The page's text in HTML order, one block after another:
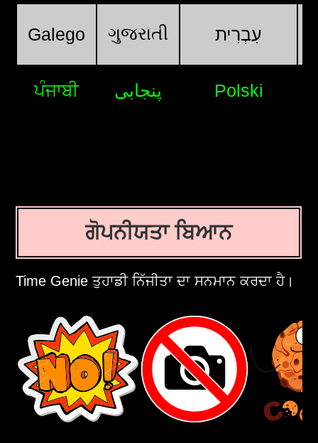
Galego ગુજરાતી עִבְרִית
ਪੰਜਾਬੀ پنجابی Polski
ਗੋਪਨੀਯਤਾ ਬਿਆਨ
Time Genie ਤੁਹਾਡੀ ਨਿੱਜੀਤਾ ਦਾ ਸਨਮਾਨ ਕਰਦਾ ਹੈ।